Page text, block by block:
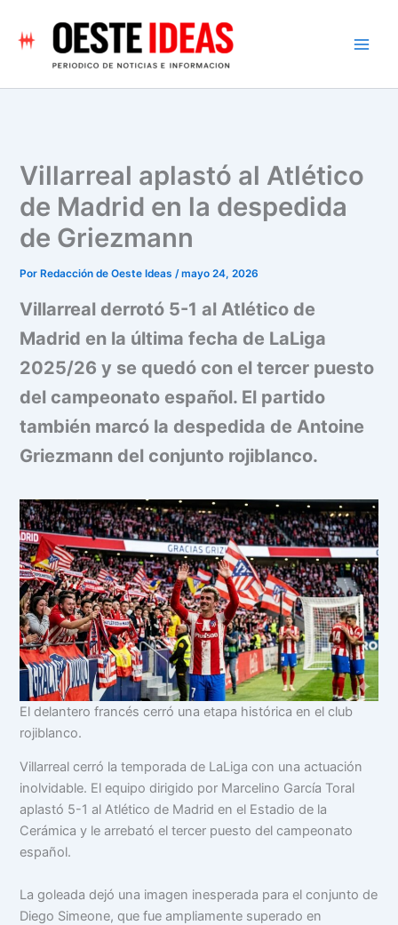
contenido
Villarreal aplastó al Atlético
de Madrid en la despedida
de Griezmann
Por Redacción de Oeste Ideas/mayo 24, 2026
Villarreal derrotó 5-1 al Atlético de
Madrid en la última fecha de LaLiga
2025/26 y se quedó con el tercer puesto
del campeonato español. El partido
también marcó la despedida de Antoine
Griezmann del conjunto rojiblanco.
El delantero francés cerró una etapa histórica en el club
rojiblanco.
Villarreal cerró la temporada de LaLiga con una actuación
inolvidable. El equipo dirigido por Marcelino García Toral
aplastó 5-1 al Atlético de Madrid en el Estadio de la
Cerámica y le arrebató el tercer puesto del campeonato
español.
La goleada dejó una imagen inesperada para el conjunto de
Diego Simeone, que fue ampliamente superado en